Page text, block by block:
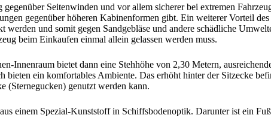
Seitenwinden und vor allem sicherer bei extremen
gegenüber höheren Kabinenformen gibt. Ein weiterer Vorteil
und somit gegen Sandgebläse und andere schädliche
beim Einkaufen einmal allein gelassen werden muss.
Innenraum bietet dann eine Stehhöhe von 2,30 Metern,
ein komfortables Ambiente. Das erhöht hinter der Sitzecke
(Sternegucken) genutzt werden kann.
einem Spezial-Kunststoff in Schiffsbodenoptik. Darunter ist ein